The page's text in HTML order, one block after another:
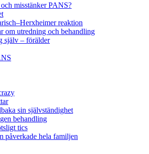
misstänker PANS?
reaktion
om utredning och behandling
själv – förälder
sin självständighet
behandling
tics
påverkade hela familjen